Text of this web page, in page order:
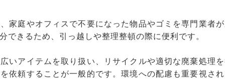
家庭やオフィスで不要になった物品やゴミを専門業者
できるため、引っ越しや整理整頓の際に便利です。
いアイテムを取り扱い、リサイクルや適切な廃棄処理
依頼することが一般的です。環境への配慮も重要視さ